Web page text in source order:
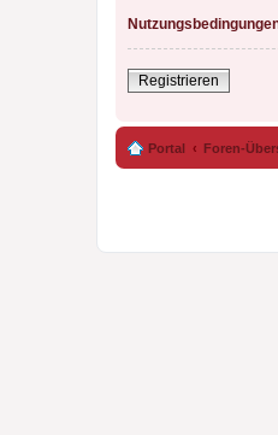
Registrieren
Portal Foren-